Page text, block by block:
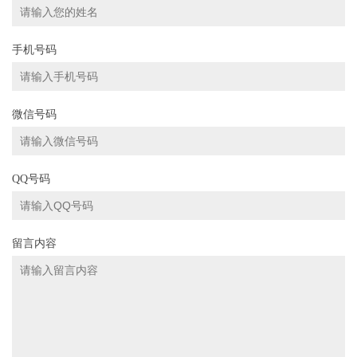
手机号码
微信号码
QQ号码
留言内容